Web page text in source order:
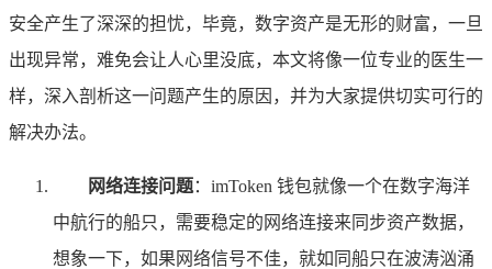
安全产生了深深的担忧，毕竟，数字资产是无形的财富，一旦
出现异常，难免会让人心里没底，本文将像一位专业的医生一
样，深入剖析这一问题产生的原因，并为大家提供切实可行的
解决办法。
网络连接问题：imToken 钱包就像一个在数字海洋
中航行的船只，需要稳定的网络连接来同步资产数据，
想象一下，如果网络信号不佳，就如同船只在波涛汹涌